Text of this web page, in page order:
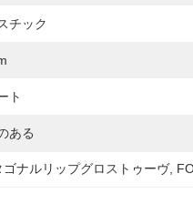
チック
ト
ある
ゴナルリップグロストゥーヴ,